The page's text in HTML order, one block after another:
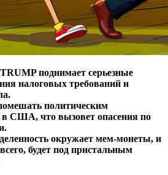
поднимает серьезные
налоговых требований и
политическим
США, что вызовет опасения по
окружает мем-монеты, и
будет под пристальным